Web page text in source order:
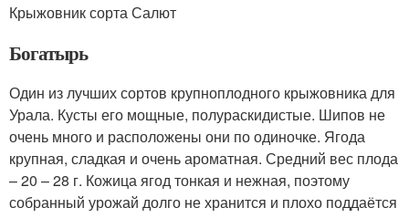
Крыжовник сорта Салют
Богатырь
Один из лучших сортов крупноплодного крыжовника для
Урала. Кусты его мощные, полураскидистые. Шипов не
очень много и расположены они по одиночке. Ягода
крупная, сладкая и очень ароматная. Средний вес плода
– 20 – 28 г. Кожица ягод тонкая и нежная, поэтому
собранный урожай долго не хранится и плохо поддаётся